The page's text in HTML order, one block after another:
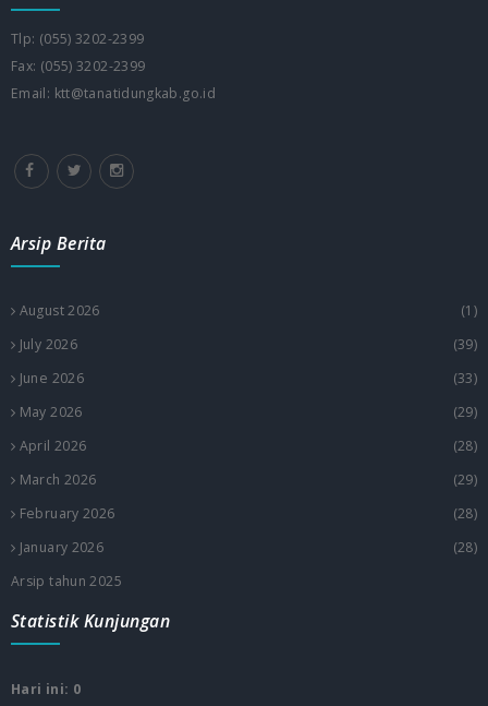
Tlp: (055) 3202-2399
Fax: (055) 3202-2399
Email: ktt@tanatidungkab.go.id
Arsip Berita
August 2026
(1)
July 2026
(39)
June 2026
(33)
May 2026
(29)
April 2026
(28)
March 2026
(29)
February 2026
(28)
January 2026
(28)
Arsip tahun 2025
Statistik Kunjungan
Hari ini: 0